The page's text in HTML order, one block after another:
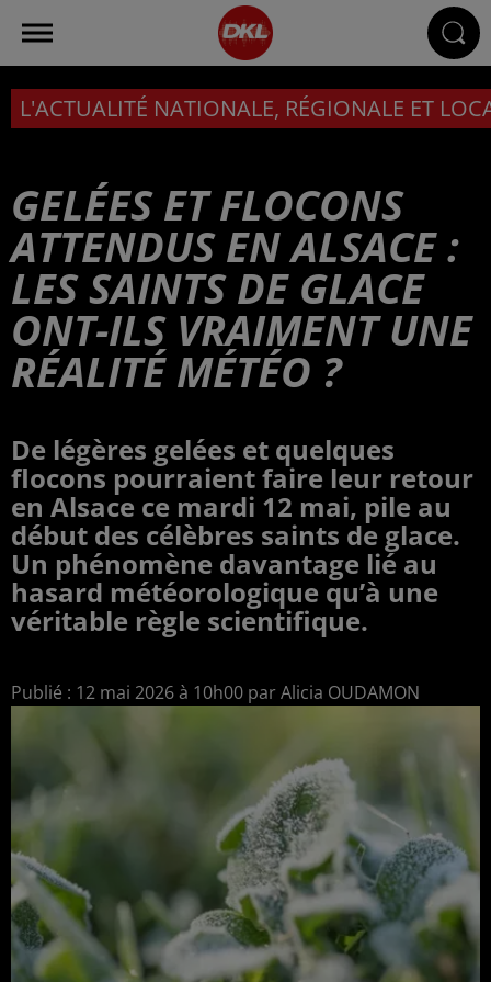
L'ACTUALITÉ NATIONALE, RÉGIONALE ET
GELÉES ET FLOCONS
ATTENDUS EN ALSACE :
LES SAINTS DE GLACE
ONT-ILS VRAIMENT UNE
RÉALITÉ MÉTÉO ?
De légères gelées et quelques
flocons pourraient faire leur retour
en Alsace ce mardi 12 mai, pile au
début des célèbres saints de glace.
Un phénomène davantage lié au
hasard météorologique qu’à une
véritable règle scientifique.
Publié : 12 mai 2026 à 10h00 par Alicia OUDAMON